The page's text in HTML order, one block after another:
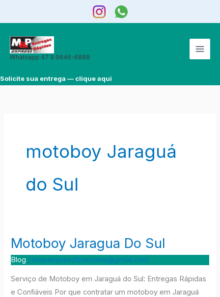
conteúdo
Whatsapp 47 9 9646-6888
Solicite sua entrega — clique aqui
motoboy Jaraguá
do Sul
Motoboy Jaragua Do Sul
Blog / mepexpressfinanceiro@gmail.com
Serviço de Motoboy em Jaraguá do Sul: Entregas Rápidas
e Confiáveis Por que contratar um motoboy em Jaraguá
Motoboy
Jaragua
Do
Sul